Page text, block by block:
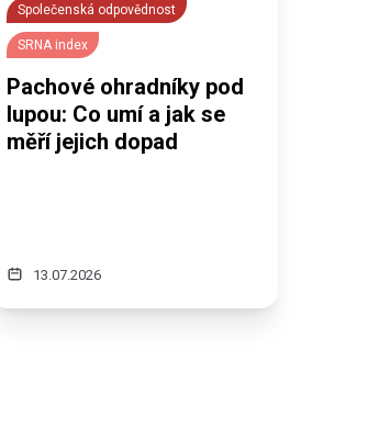
Společenská odpovědnost
SRNA index
Pachové ohradníky pod
lupou: Co umí a jak se
měří jejich dopad
13.07.2026